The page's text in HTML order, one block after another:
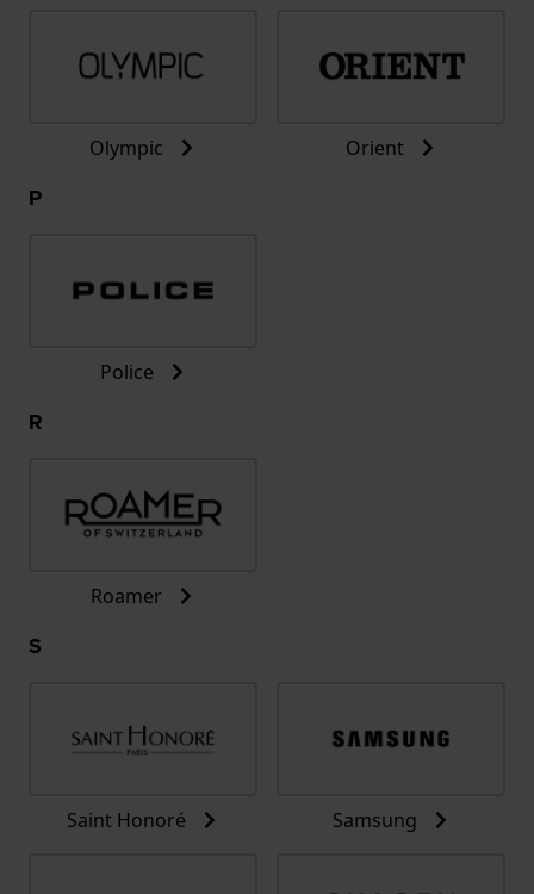
Olympic Orient
P
Police
R
Roamer
S
Saint Honoré Samsung